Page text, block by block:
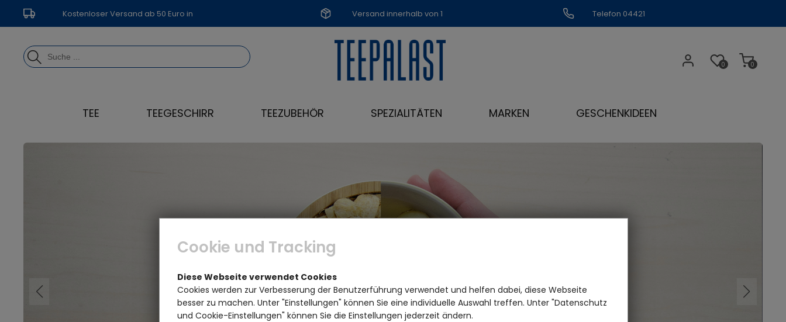
Kostenloser Versand ab 50 Euro in Versand innerhalb von 1
Werktag
Telefon 04421
0
0
TEE TEEGESCHIRR TEEZUBEHÖR SPEZIALITÄTEN MARKEN GESCHENKIDEEN
Cookie und Tracking
Diese Webseite verwendet Cookies
Cookies werden zur Verbesserung der Benutzerführung verwendet und helfen dabei, diese Webseite
besser zu machen. Unter "Einstellungen" können Sie eine individuelle Auswahl treffen. Unter "Datenschutz
und Cookie-Einstellungen" können Sie die Einstellungen jederzeit ändern.